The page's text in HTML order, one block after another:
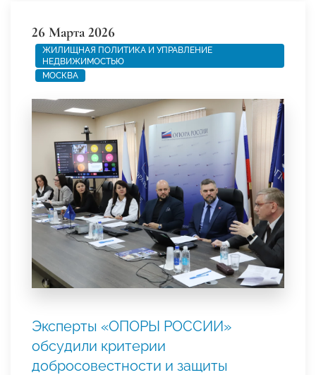
26 Марта 2026
ЖИЛИЩНАЯ ПОЛИТИКА И УПРАВЛЕНИЕ
НЕДВИЖИМОСТЬЮ
МОСКВА
Эксперты «ОПОРЫ РОССИИ»
обсудили критерии
добросовестности и защиты